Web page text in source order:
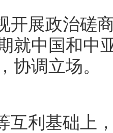
开展政治磋
就中国和中
协调立场。
互利基础上